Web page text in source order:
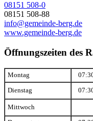
08151 508-0
08151 508-88
info@gemeinde-berg.de
www.gemeinde-berg.de
Öffnungszeiten des
Montag
Dienstag
Mittwoch